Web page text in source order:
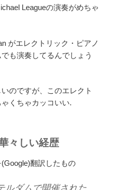
Leagueの演奏がめちゃ
がエレクトリック・ピアノ
も演奏してるんでしょう
のですが、このエレクト
くちゃカッコいい.
々しい経歴
翻訳したもの
ダムで開催された、